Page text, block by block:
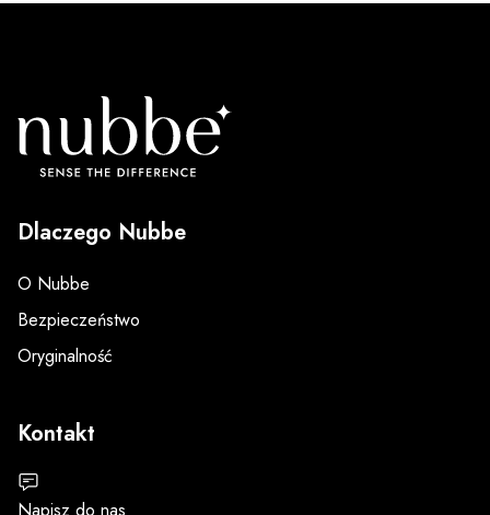
Dlaczego Nubbe
O Nubbe
Bezpieczeństwo
Oryginalność
Kontakt